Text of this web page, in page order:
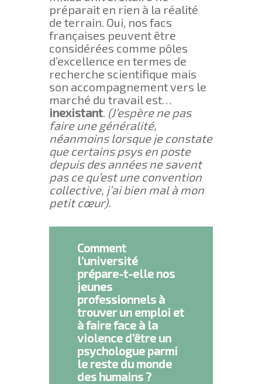
préparait en rien à la réalité
de terrain. Oui, nos facs
françaises peuvent être
considérées comme pôles
d’excellence en termes de
recherche scientifique mais
son accompagnement vers le
marché du travail est…
inexistant (J’espère ne pas
faire une généralité,
néanmoins lorsque je constate
que certains psys en poste
depuis des années ne savent
pas ce qu’est une convention
collective, j’ai bien mal à mon
petit cœur).
Comment
l’université
prépare-t-elle nos
jeunes
professionnels à
trouver un emploi et
à faire face à la
violence d’être un
psychologue parmi
le reste du monde
des humains ?